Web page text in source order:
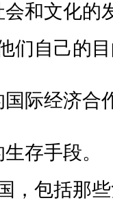
和文化的
自己的目
际经济合
存手段。
包括那些